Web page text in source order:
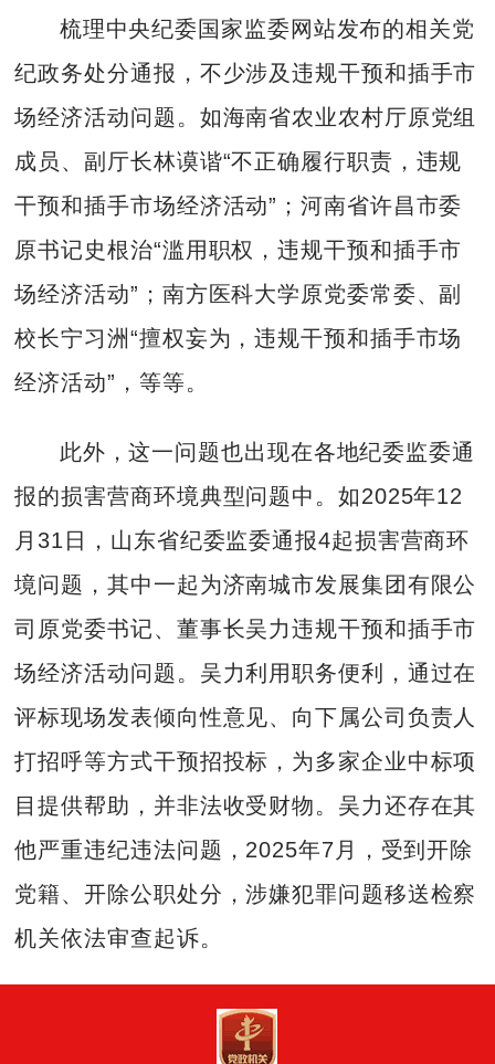
梳理中央纪委国家监委网站发布的相关党
纪政务处分通报，不少涉及违规干预和插手市
场经济活动问题。如海南省农业农村厅原党组
成员、副厅长林谟谐“不正确履行职责，违规
干预和插手市场经济活动”；河南省许昌市委
原书记史根治“滥用职权，违规干预和插手市
场经济活动”；南方医科大学原党委常委、副
校长宁习洲“擅权妄为，违规干预和插手市场
经济活动”，等等。
此外，这一问题也出现在各地纪委监委通
报的损害营商环境典型问题中。如2025年12
月31日，山东省纪委监委通报4起损害营商环
境问题，其中一起为济南城市发展集团有限公
司原党委书记、董事长吴力违规干预和插手市
场经济活动问题。吴力利用职务便利，通过在
评标现场发表倾向性意见、向下属公司负责人
打招呼等方式干预招投标，为多家企业中标项
目提供帮助，并非法收受财物。吴力还存在其
他严重违纪违法问题，2025年7月，受到开除
党籍、开除公职处分，涉嫌犯罪问题移送检察
机关依法审查起诉。